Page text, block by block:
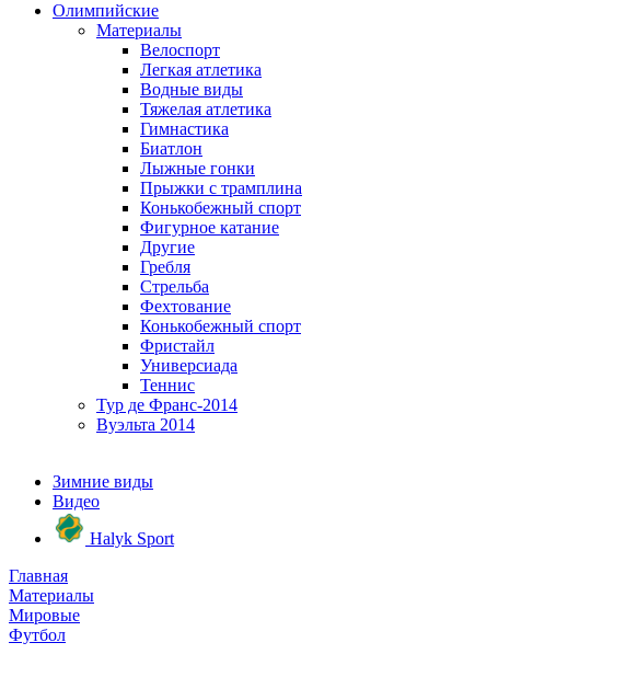
Олимпийские
Материалы
Велоспорт
Легкая атлетика
Водные виды
Тяжелая атлетика
Гимнастика
Биатлон
Лыжные гонки
Прыжки с трамплина
Конькобежный спорт
Фигурное катание
Другие
Гребля
Стрельба
Фехтование
Конькобежный спорт
Фристайл
Универсиада
Теннис
Тур де Франс-2014
Вуэльта 2014
Зимние виды
Видео
Halyk Sport
Главная
Материалы
Мировые
Футбол